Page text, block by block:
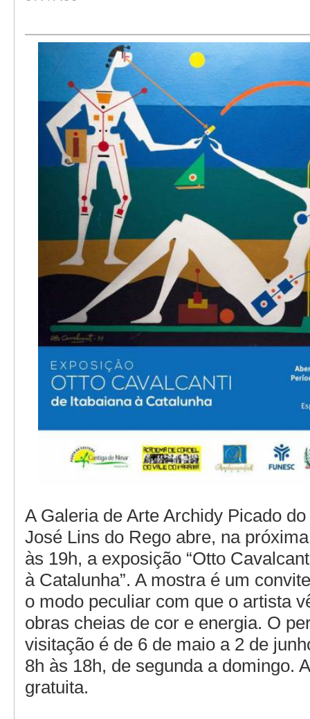
A Galeria de Arte Archidy Picado
José Lins do Rego abre, na
às 19h, a exposição “Otto
à Catalunha”. A mostra é um
o modo peculiar com que o artista
obras cheias de cor e energia. O
visitação é de 6 de maio a 2 de
8h às 18h, de segunda a domingo.
gratuita.